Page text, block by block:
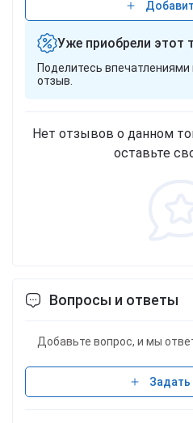
Уже приобрели этот
Поделитесь впечатлениями
отзыв.
Нет отзывов о данном
оставьте
Вопросы и ответы
Добавьте вопрос, и мы
Задать